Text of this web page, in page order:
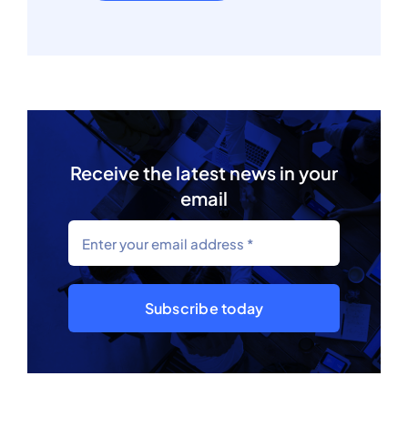
Receive the latest news in your
email
Subscribe today